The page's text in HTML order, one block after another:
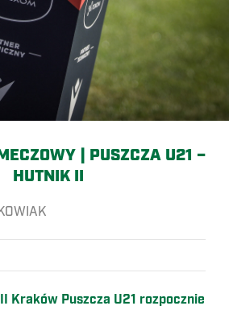
| PUSZCZA U21 –
HUTNIK II
Kraków Puszcza U21 rozpocznie